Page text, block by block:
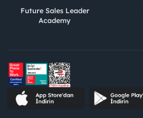
Future Sales Leader
Academy